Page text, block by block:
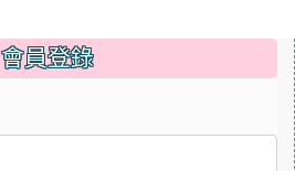
會員登錄